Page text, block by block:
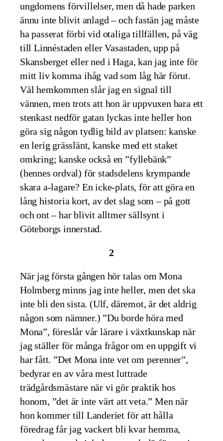
ungdomens förvillelser, men då hade parken
ännu inte blivit anlagd – och fastän jag måste
ha passerat förbi vid otaliga tillfällen, på väg
till Linnéstaden eller Vasastaden, upp på
Skansberget eller ned i Haga, kan jag inte för
mitt liv komma ihåg vad som låg här förut.
Väl hemkommen slår jag en signal till
vännen, men trots att hon är uppvuxen bara ett
stenkast nedför gatan lyckas inte heller hon
göra sig någon tydlig bild av platsen: kanske
en lerig grässlänt, kanske med ett staket
omkring; kanske också en ”fyllebänk”
(hennes ordval) för stadsdelens krympande
skara a-lagare? En icke-plats, för att göra en
lång historia kort, av det slag som – på gott
och ont – har blivit alltmer sällsynt i
Göteborgs innerstad.
2
När jag första gången hör talas om Mona
Holmberg minns jag inte heller, men det ska
inte bli den sista. (Ulf, däremot, är det aldrig
någon som nämner.) ”Du borde höra med
Mona”, föreslår vår lärare i växtkunskap när
jag ställer för många frågor om en uppgift vi
har fått. ”Det Mona inte vet om perenner”,
bedyrar en av våra mest luttrade
trädgårdsmästare när vi gör praktik hos
honom, ”det är inte värt att veta.” Men när
hon kommer till Landeriet för att hålla
föredrag får jag vackert bli kvar hemma,